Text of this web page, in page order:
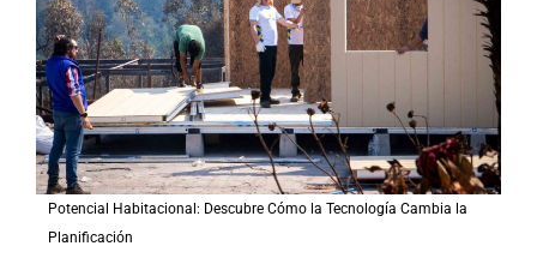
Potencial Habitacional: Descubre Cómo la Tecnología Cambia la
Planificación